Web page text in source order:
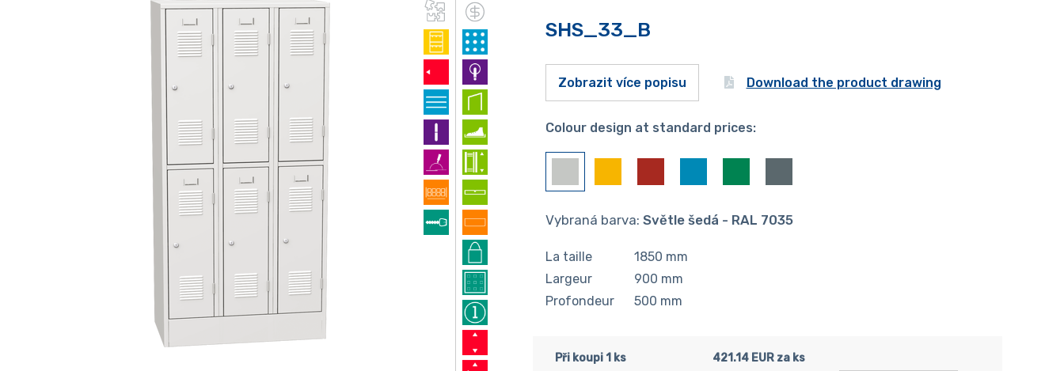
SHS_33_B
Zobrazit více popisu Download the product drawing
Colour design at standard prices:
Vybraná barva: Světle šedá - RAL 7035
La taille 1850 mm
Largeur
900 mm
Profondeur
500 mm
Při koupi 1 ks
421.14 EUR za ks